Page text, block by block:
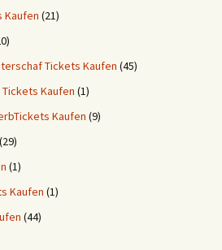
Kaufen (21)
Tickets Kaufen (45)
Kaufen (1)
Kaufen (9)
(29)
(1)
Kaufen (1)
(44)